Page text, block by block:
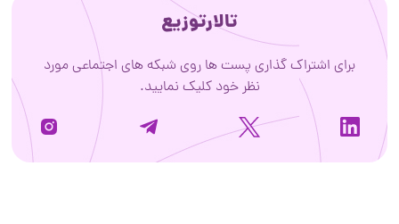
تالارتوزیع
برای اشتراک گذاری پست ها روی شبکه های اجتماعی مورد
نظر خود کلیک نمایید.